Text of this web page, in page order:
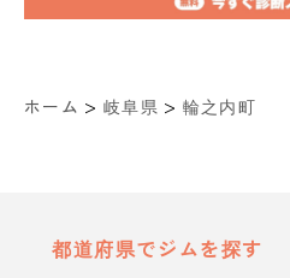
ホーム > 岐阜県 > 輪之内町
都道府県でジムを探す